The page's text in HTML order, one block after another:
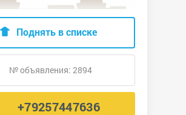
Поднять в списке
№ объявления: 2894
+79257447636